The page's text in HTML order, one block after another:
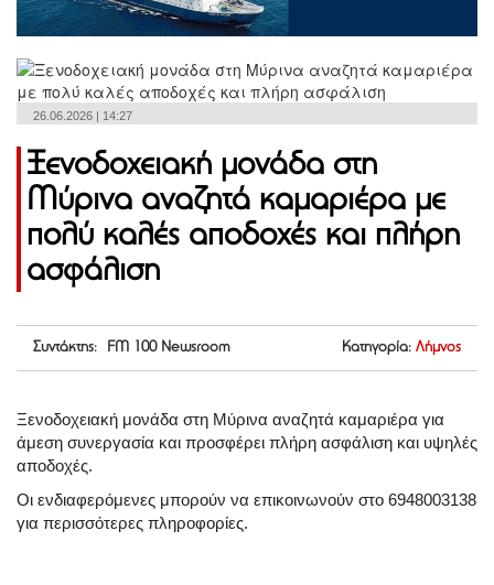
26.06.2026 | 14:27
Ξενοδοχειακή μονάδα στη
Μύρινα αναζητά καμαριέρα με
πολύ καλές αποδοχές και πλήρη
ασφάλιση
Συντάκτης: FM 100 Newsroom Κατηγορία: Λήμνος
Ξενοδοχειακή μονάδα στη Μύρινα αναζητά καμαριέρα για
άμεση συνεργασία και προσφέρει πλήρη ασφάλιση και υψηλές
αποδοχές.
Οι ενδιαφερόμενες μπορούν να επικοινωνούν στο 6948003138
για περισσότερες πληροφορίες.